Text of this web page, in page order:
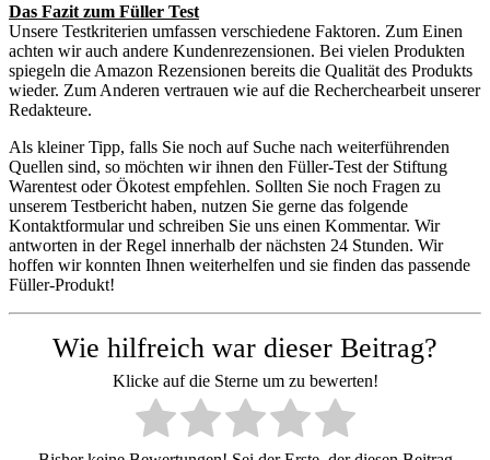
Das Fazit zum Füller Test
Unsere Testkriterien umfassen verschiedene Faktoren. Zum Einen
achten wir auch andere Kundenrezensionen. Bei vielen Produkten
spiegeln die Amazon Rezensionen bereits die Qualität des Produkts
wieder. Zum Anderen vertrauen wie auf die Recherchearbeit unserer
Redakteure.
Als kleiner Tipp, falls Sie noch auf Suche nach weiterführenden
Quellen sind, so möchten wir ihnen den Füller-Test der Stiftung
Warentest oder Ökotest empfehlen. Sollten Sie noch Fragen zu
unserem Testbericht haben, nutzen Sie gerne das folgende
Kontaktformular und schreiben Sie uns einen Kommentar. Wir
antworten in der Regel innerhalb der nächsten 24 Stunden. Wir
hoffen wir konnten Ihnen weiterhelfen und sie finden das passende
Füller-Produkt!
Wie hilfreich war dieser Beitrag?
Klicke auf die Sterne um zu bewerten!